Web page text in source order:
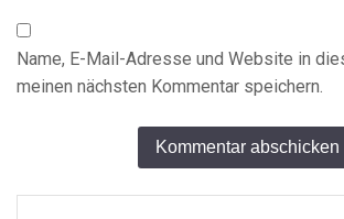
Name, E-Mail-Adresse und Website in
meinen nächsten Kommentar speichern.